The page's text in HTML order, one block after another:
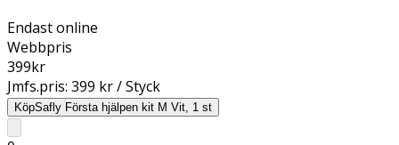
Endast online
Webbpris
399kr
Jmfs.pris: 399 kr / Styck
KöpSafly Första hjälpen kit M Vit, 1 st